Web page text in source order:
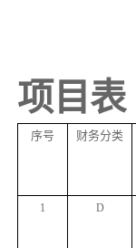
项目表
序号 财务分类
1 D